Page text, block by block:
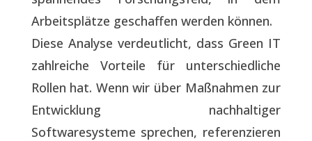
Arbeitsplätze geschaffen werden können.
Diese Analyse verdeutlicht, dass Green IT
zahlreiche Vorteile für unterschiedliche
Rollen hat. Wenn wir über Maßnahmen zur
Entwicklung nachhaltiger
Softwaresysteme sprechen, referenzieren